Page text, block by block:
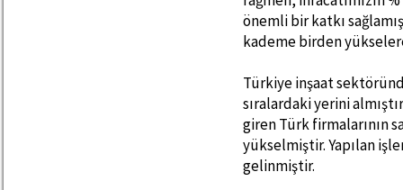
önemli bir katkı
kademe birden
Türkiye inşaat
sıralardaki yerini
giren Türk firmalarının
yükselmiştir. Yapılan
gelinmiştir.